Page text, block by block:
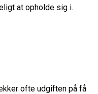
at opholde sig i.
ofte udgiften på få